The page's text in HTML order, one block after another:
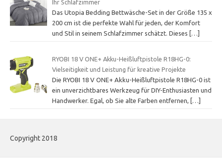
Ihr Schlafzimmer
Das Utopia Bedding Bettwäsche-Set in der Größe 135 x
200 cm ist die perfekte Wahl für jeden, der Komfort
und Stil in seinem Schlafzimmer schätzt. Dieses
[…]
RYOBI 18 V ONE+ Akku-Heißluftpistole R18HG-0:
Vielseitigkeit und Leistung für kreative Projekte
Die RYOBI 18 V ONE+ Akku-Heißluftpistole R18HG-0 ist
ein unverzichtbares Werkzeug für DIY-Enthusiasten und
Handwerker. Egal, ob Sie alte Farben entfernen,
[…]
Copyright 2018